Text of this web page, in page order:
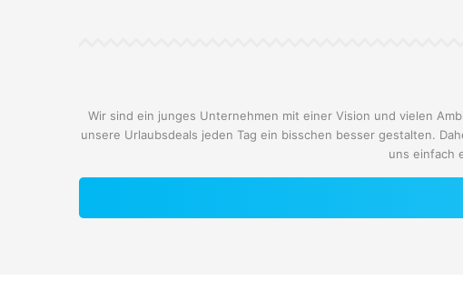
Wir sind ein junges Unternehmen mit einer Vision und vielen
unsere Urlaubsdeals jeden Tag ein bisschen besser gestalten.
uns einfach